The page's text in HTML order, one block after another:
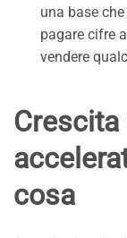
una base
pagare cifre
vendere
cosa